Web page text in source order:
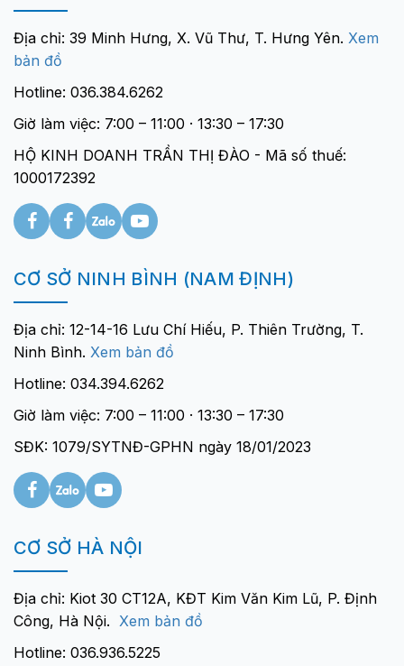
Địa chỉ: 39 Minh Hưng, X. Vũ Thư, T. Hưng Yên. Xem
bản đồ
Hotline: 036.384.6262
Giờ làm việc: 7:00 – 11:00 · 13:30 – 17:30
HỘ KINH DOANH TRẦN THỊ ĐÀO - Mã số thuế:
1000172392
CƠ SỞ NINH BÌNH (NAM ĐỊNH)
Địa chỉ: 12-14-16 Lưu Chí Hiếu, P. Thiên Trường, T.
Ninh Bình. Xem bản đồ
Hotline: 034.394.6262
Giờ làm việc: 7:00 – 11:00 · 13:30 – 17:30
SĐK: 1079/SYTNĐ-GPHN ngày 18/01/2023
CƠ SỞ HÀ NỘI
Địa chỉ: Kiot 30 CT12A, KĐT Kim Văn Kim Lũ, P. Định
Công, Hà Nội. Xem bản đồ
Hotline: 036.936.5225